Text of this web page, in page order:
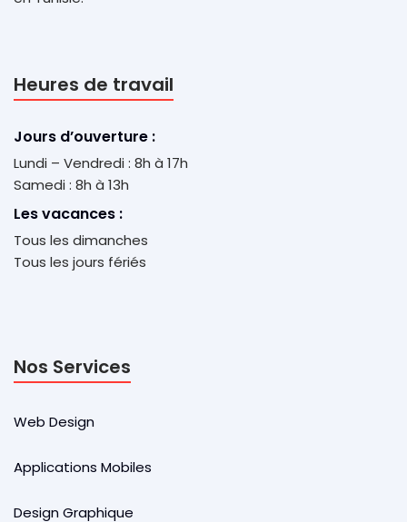
Heures de travail
Jours d’ouverture :
Lundi – Vendredi : 8h à 17h
Samedi : 8h à 13h
Les vacances :
Tous les dimanches
Tous les jours fériés
Nos Services
Web Design
Applications Mobiles
Design Graphique